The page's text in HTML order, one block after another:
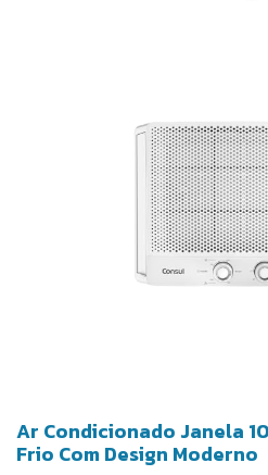
Ar Condicionado Janela
Frio Com Design Moderno